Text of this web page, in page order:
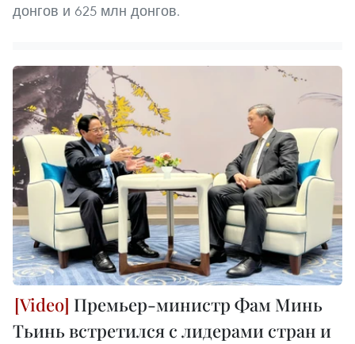
донгов и 625 млн донгов.
Премьер-министр Фам Минь
Тьинь встретился с лидерами стран и